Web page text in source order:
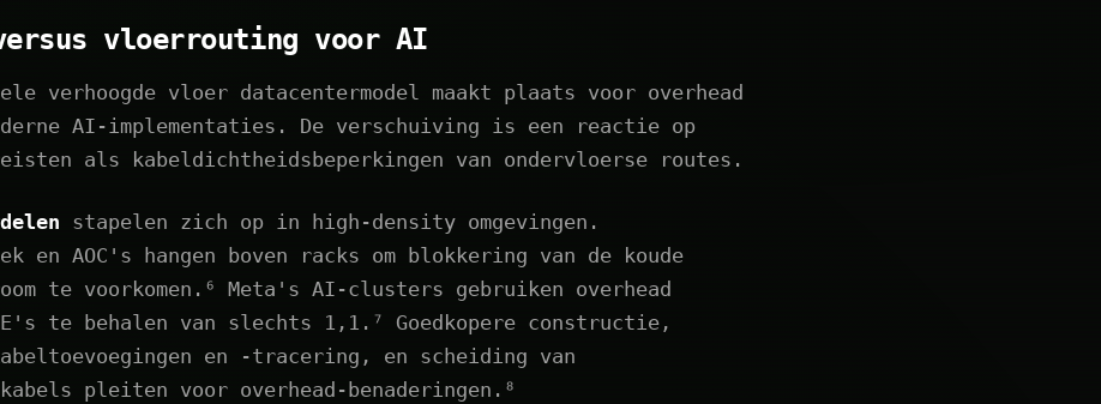
vloerrouting voor AI
verhoogde vloer datacentermodel maakt plaats voor overhead
AI-implementaties. De verschuiving is een reactie op
als kabeldichtheidsbeperkingen van ondervloerse routes.
stapelen zich op in high-density omgevingen.
en AOC's hangen boven racks om blokkering van de koude
te voorkomen.⁶ Meta's AI-clusters gebruiken overhead
te behalen van slechts 1,1.⁷ Goedkopere constructie,
en -tracering, en scheiding van
pleiten voor overhead-benaderingen.⁸